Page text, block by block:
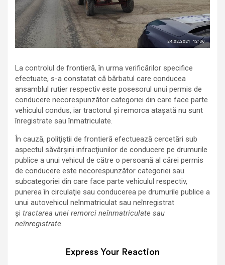
La controlul de frontieră, în urma verificărilor specifice
efectuate, s-a constatat că bărbatul care conducea
ansamblul rutier respectiv este posesorul unui permis de
conducere necorespunzător categoriei din care face parte
vehiculul condus, iar tractorul și remorca atașată nu sunt
înregistrate sau înmatriculate.
În cauză, poliţiştii de frontieră efectuează cercetări sub
aspectul săvârşirii infracţiunilor de conducere pe drumurile
publice a unui vehicul de către o persoană al cărei permis
de conducere este necorespunzător categoriei sau
subcategoriei din care face parte vehiculul respectiv,
punerea în circulaţie sau conducerea pe drumurile publice a
unui autovehicul neînmatriculat sau neînregistrat
și tractarea unei remorci neînmatriculate sau
neînregistrate.
Express Your Reaction